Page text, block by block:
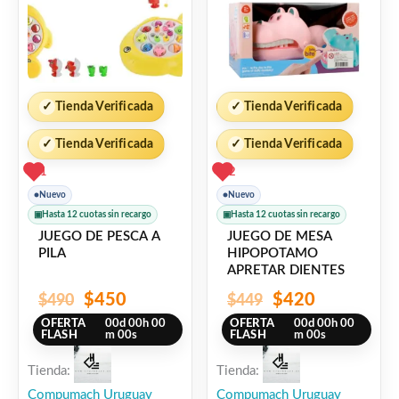
✓ Tienda Verificada
✓ Tienda Verificada
1
● Nuevo
▣ Hasta 12 cuotas sin recargo
JUEGO DE PESCA A
PILA
$490 $450
OFERTA
FLASH
00d 00h 00
m 00s
Tienda:
Compumach Uruguay
✓ Tienda Verificada
✓ Tienda Verificada
2
● Nuevo
▣ Hasta 12 cuotas sin recargo
JUEGO DE MESA
HIPOPOTAMO
APRETAR DIENTES
$449 $420
OFERTA
FLASH
00d 00h 00
m 00s
Tienda:
Compumach Uruguay